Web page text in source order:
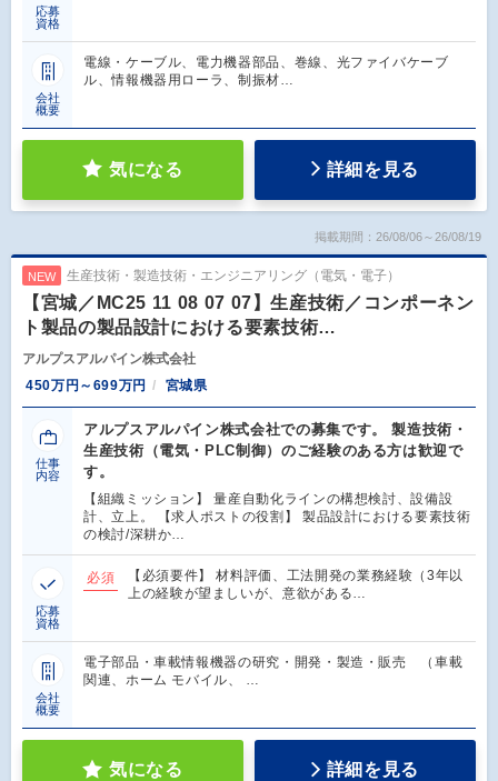
応募
資格
会社
概要
電線・ケーブル、電力機器部品、巻線、光ファイバケーブ
ル、情報機器用ローラ、制振材…
気になる 詳細を見る
掲載期間：26/08/06～26/08/19
NEW 生産技術・製造技術・エンジニアリング（電気・電子）
【宮城／MC25 11 08 07 07】生産技術／コンポーネン
ト製品の製品設計における要素技術…
アルプスアルパイン株式会社
450万円～699万円
宮城県
仕事
内容
アルプスアルパイン株式会社での募集です。 製造技術・
生産技術（電気・PLC制御）のご経験のある方は歓迎で
す。
【組織ミッション】 量産自動化ラインの構想検討、設備設
計、立上。 【求人ポストの役割】 製品設計における要素技術
の検討/深耕か…
応募
資格
必須
【必須要件】 材料評価、工法開発の業務経験（3年以
上の経験が望ましいが、意欲がある…
会社
概要
電子部品・車載情報機器の研究・開発・製造・販売 （車載
関連、ホーム モバイル、 …
気になる 詳細を見る